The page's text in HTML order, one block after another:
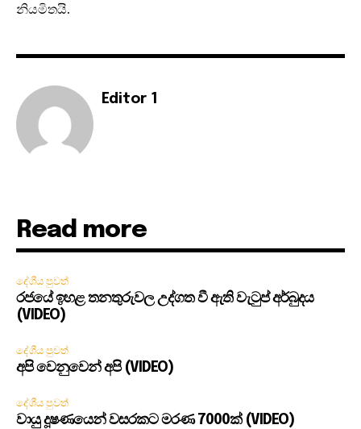
නියමිතයි.
Editor 1
Read more
දේශීය පුවත්
රජයේ ඉහළ තනතුරුවල උද්ගත වී ඇති වැටුප් අර්බුදය
(VIDEO)
දේශීය පුවත්
අපි වෙනුවෙන් අපි (VIDEO)
දේශීය පුවත්
වායු දූෂණයෙන් වසරකට මරණ 7000ක් (VIDEO)